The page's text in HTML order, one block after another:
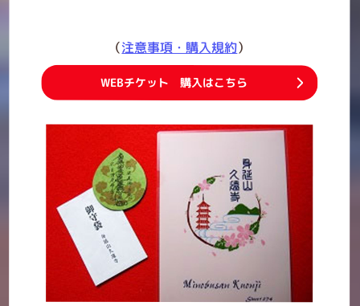
（注意事項・購入規約）
WEBチケット 購入はこちら